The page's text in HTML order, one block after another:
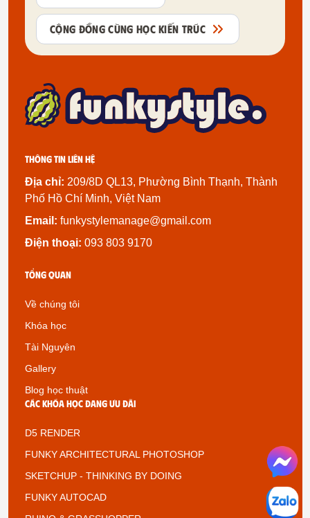
CỘNG ĐỒNG CÙNG HỌC KIẾN TRÚC
Thông tin liên hệ
Địa chỉ: 209/8D QL13, Phường Bình Thạnh, Thành
Phố Hồ Chí Minh, Việt Nam
Email: funkystylemanage@gmail.com
Điện thoại: 093 803 9170
Tổng quan
Về chúng tôi
Khóa học
Tài Nguyên
Gallery
Blog học thuật
Các khóa học đang ưu đãi
D5 RENDER
FUNKY ARCHITECTURAL PHOTOSHOP
SKETCHUP - THINKING BY DOING
FUNKY AUTOCAD